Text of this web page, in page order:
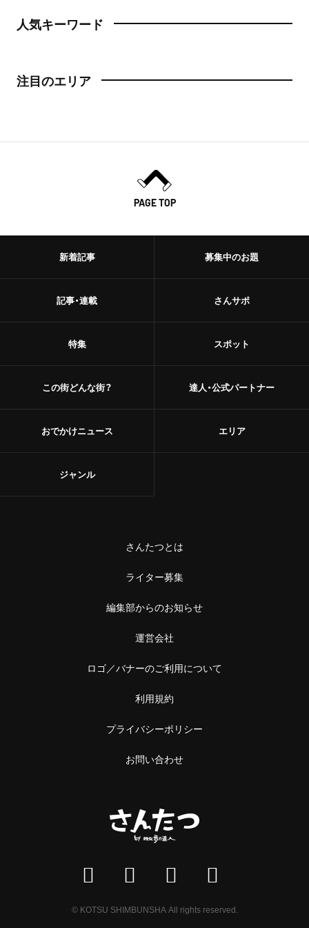
人気キーワード
注目のエリア
PAGE TOP
新着記事
記事・連載
特集
この街どんな街？
おでかけニュース
募集中のお題
さんサポ
スポット
達人・公式パートナー
エリア
ジャンル
さんたつとは
ライター募集
編集部からのお知らせ
運営会社
ロゴ／バナーのご利用について
利用規約
プライバシーポリシー
お問い合わせ
© KOTSU SHIMBUNSHA All rights reserved.